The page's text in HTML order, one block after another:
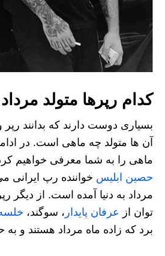
کدام رپرها متولد
بسیاری دوست دارند که بدانند رپر
آن ها متولد چه ماهی است. در
ماهی را به شما معرفی خواهیم
حصین ابلیس خواننده رپ ایرانی
مرداد به دنیا آمده است. از دیگر
توان از عرفان پایدار ، سوگند،
برد که زاده ماه مرداد هستند و به